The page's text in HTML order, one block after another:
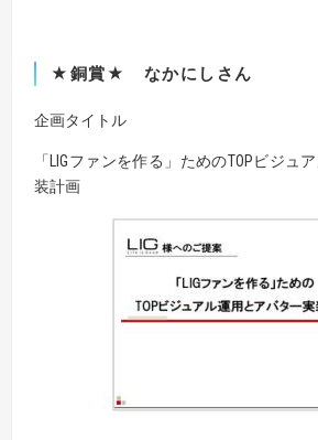
★銅賞★ なかにしさん
企画タイトル
「LIGファンを作る」ためのTOPビジュ
装計画